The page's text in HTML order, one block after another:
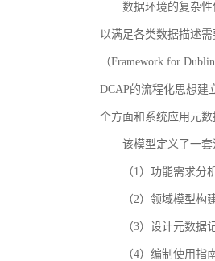
数据环境的复杂
以满足各类数据描述
（Framework for
DCAP的流程化思想建
个方面和系统应用元
该模型定义了一
（1）功能需求
（2）领域模型
（3）设计元数据
（4）编制使用指